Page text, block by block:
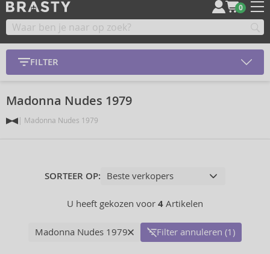
0
FILTER
Madonna Nudes 1979
Madonna Nudes 1979
SORTEER OP:
U heeft gekozen voor 4 Artikelen
Madonna Nudes 1979 Filter annuleren (1)